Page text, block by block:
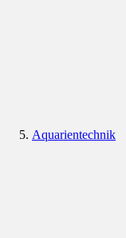
Aquarientechnik